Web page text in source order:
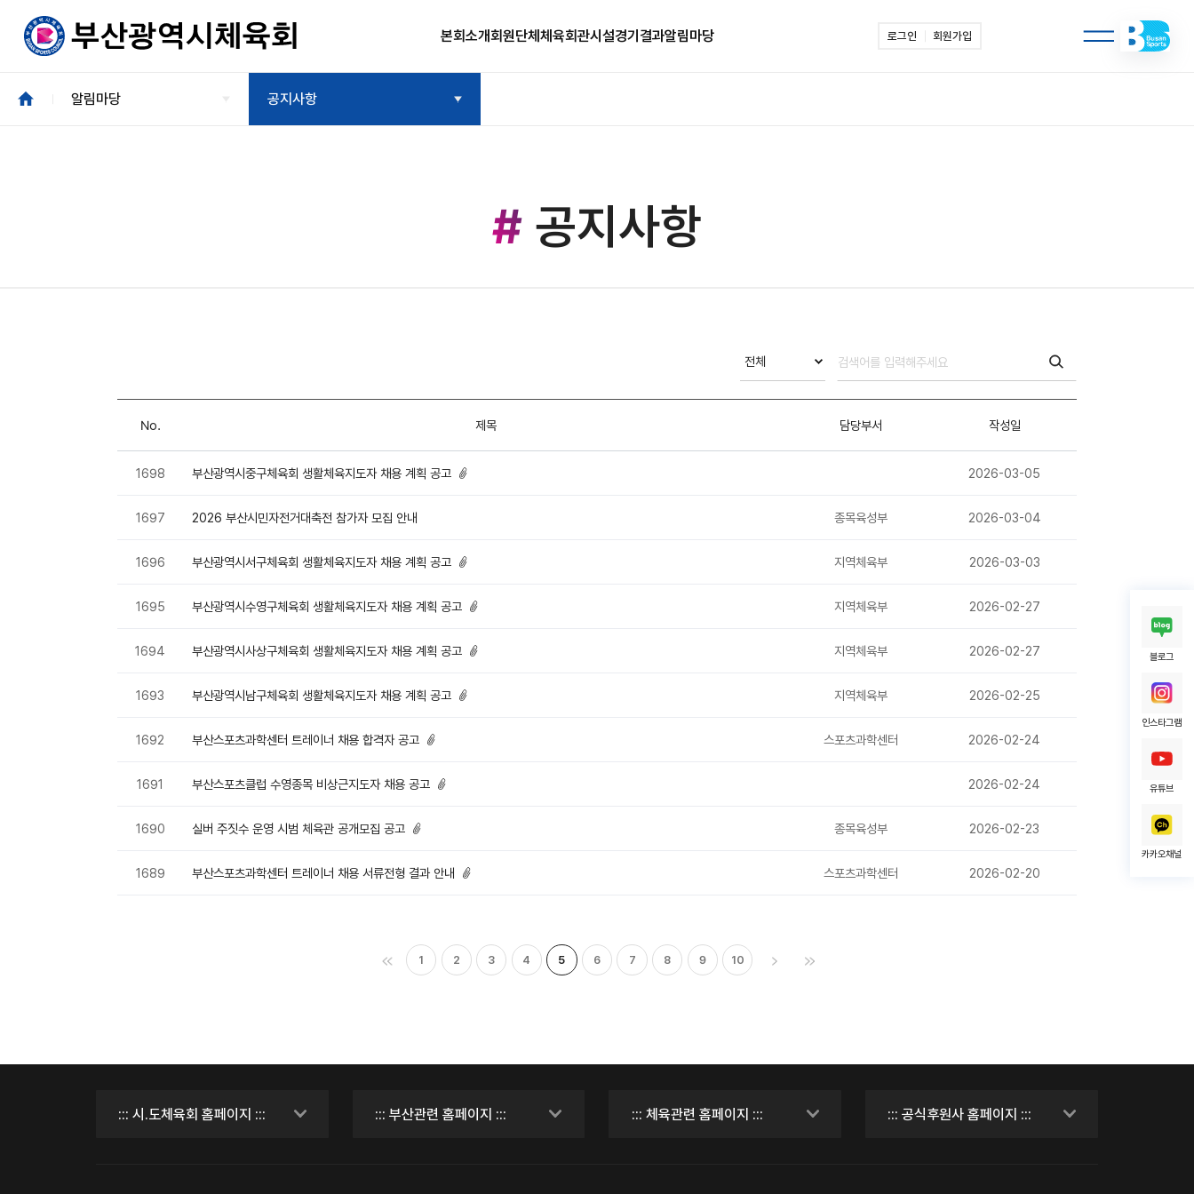
본회소개회원단체 체육회관시설경기결과알림마당 로그인 회원가입
블로그
인스타그램
유튜브
카카오채널
공지사항
알림마당 공지사항
No. 제목 담당부서 작성일
1698 부산광역시중구체육회 생활체육지도자 채용 계획 공고 2026-03-05
1697 2026 부산시민자전거대축전 참가자 모집 안내 종목육성부 2026-03-04
1696 부산광역시서구체육회 생활체육지도자 채용 계획 공고 지역체육부 2026-03-03
1695 부산광역시수영구체육회 생활체육지도자 채용 계획 공고 지역체육부 2026-02-27
1694 부산광역시사상구체육회 생활체육지도자 채용 계획 공고 지역체육부 2026-02-27
1693 부산광역시남구체육회 생활체육지도자 채용 계획 공고 지역체육부 2026-02-25
1692 부산스포츠과학센터 트레이너 채용 합격자 공고 스포츠과학센터 2026-02-24
1691 부산스포츠클럽 수영종목 비상근지도자 채용 공고 2026-02-24
1690 실버 주짓수 운영 시범 체육관 공개모집 공고 종목육성부 2026-02-23
1689 부산스포츠과학센터 트레이너 채용 서류전형 결과 안내 스포츠과학센터 2026-02-20
1 2 3 4 5 6 7 8 9 10